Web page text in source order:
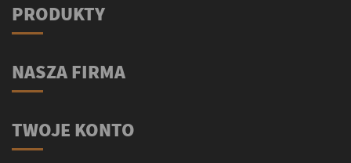
PRODUKTY
NASZA FIRMA
TWOJE KONTO